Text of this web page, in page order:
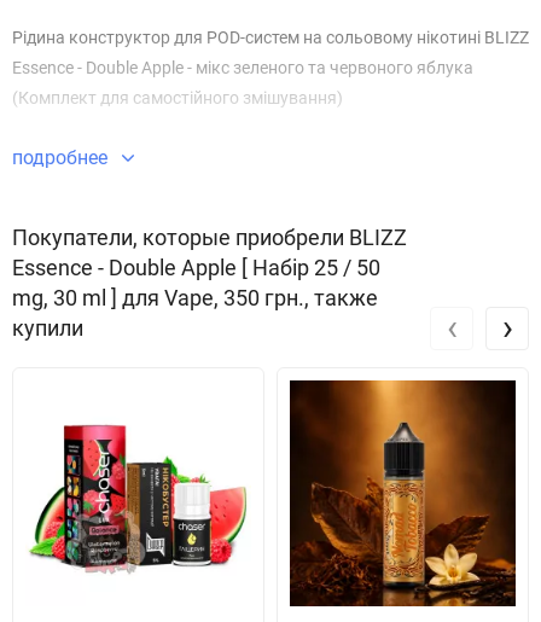
Рідина конструктор для POD-систем на сольовому нікотині BLIZZ
Essence - Double Apple - мікс зеленого та червоного яблука
(Комплект для самостійного змішування)
подробнее
Покупатели, которые приобрели BLIZZ
Essence - Double Apple [ Набір 25 / 50
mg, 30 ml ] для Vape, 350 грн., также
купили
‹ ›